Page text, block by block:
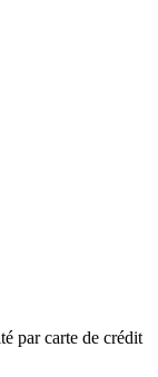
par carte de crédit